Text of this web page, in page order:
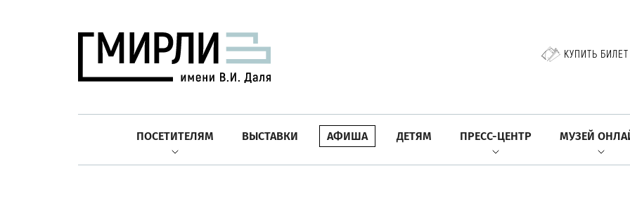
КУПИТЬ БИЛЕТ
ПОСЕТИТЕЛЯМ ВЫСТАВКИ АФИША ДЕТЯМ ПРЕСС-ЦЕНТР МУЗЕЙ